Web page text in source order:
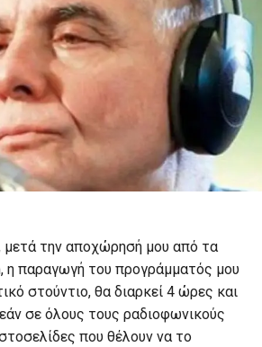
μετά την αποχώρησή μου από τα
παραγωγή του προγράμματός μου
στούντιο, θα διαρκεί 4 ώρες και
σε όλους τους ραδιοφωνικούς
που θέλουν να το